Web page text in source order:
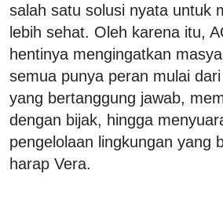
salah satu solusi nyata untuk
lebih sehat. Oleh karena itu,
hentinya mengingatkan
semua punya peran mulai
yang bertanggung jawab,
dengan bijak, hingga
pengelolaan lingkungan yang
harap Vera.